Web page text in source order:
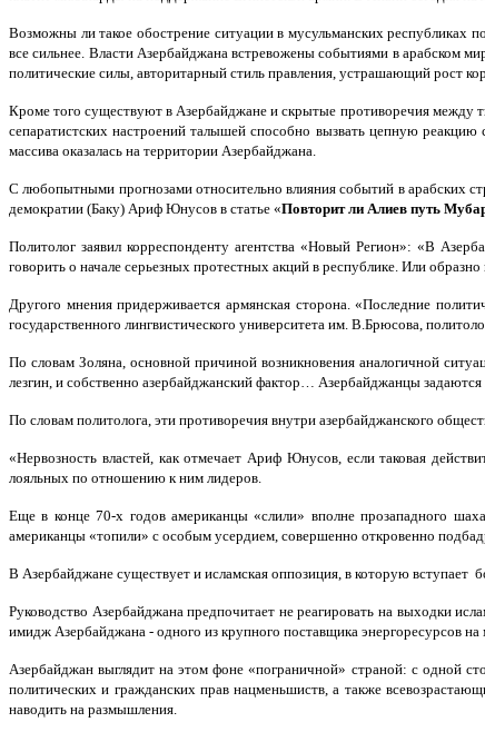
Возможны ли такое обострение ситуации в мусульманских республиках
все сильнее. Власти Азербайджана встревожены событиями в арабском
политические силы, авторитарный стиль правления, устрашающий рост
Кроме того существуют в Азербайджане и скрытые противоречия между
сепаратистских настроений талышей способно вызвать цепную реакцию
массива оказалась на территории Азербайджана.
С любопытными прогнозами относительно влияния событий в арабских
демократии (Баку) Ариф Юнусов в статье «Повторит ли Алиев путь
Политолог заявил корреспонденту агентства «Новый Регион»: «В
говорить о начале серьезных протестных акций в республике. Или
Другого мнения придерживается армянская сторона. «Последние
государственного лингвистического университета им. В.Брюсова,
По словам Золяна, основной причиной возникновения аналогичной
лезгин, и собственно азербайджанский фактор… Азербайджанцы
По словам политолога, эти противоречия внутри азербайджанского
«Нервозность властей, как отмечает Ариф Юнусов, если таковая
лояльных по отношению к ним лидеров.
Еще в конце 70-х годов американцы «слили» вполне прозападного
американцы «топили» с особым усердием, совершенно откровенно
В Азербайджане существует и исламская оппозиция, в которую
Руководство Азербайджана предпочитает не реагировать на выходки
имидж Азербайджана - одного из крупного поставщика энергоресурсов
Азербайджан выглядит на этом фоне «пограничной» страной: с одной
политических и гражданских прав нацменьшиств, а также
наводить на размышления.